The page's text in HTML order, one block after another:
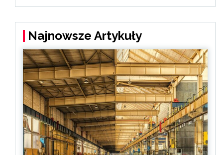
Najnowsze Artykuły